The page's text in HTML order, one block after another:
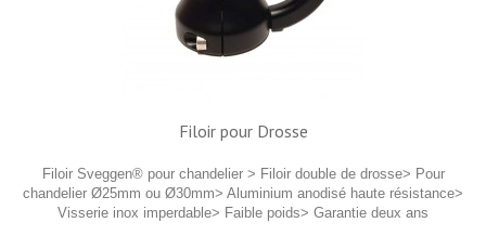
Filoir pour Drosse
Filoir Sveggen® pour chandelier > Filoir double de drosse> Pour
chandelier Ø25mm ou Ø30mm> Aluminium anodisé haute résistance>
Visserie inox imperdable> Faible poids> Garantie deux ans